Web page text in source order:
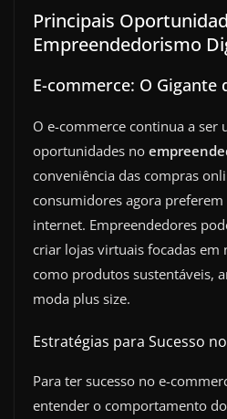
Principais
Empreendedorismo
E-commerce: O Gigante
O e-commerce continua a ser
oportunidades no
conveniência das compras
consumidores agora
internet. Empreendedores
criar lojas virtuais focadas em
como produtos sustentáveis,
moda plus size.
Estratégias para Sucesso
Para ter sucesso no e-
entender o comportamento